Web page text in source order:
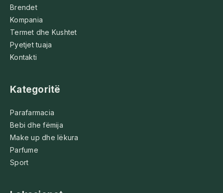
Brendet
Kompania
Termet dhe Kushtet
Pyetjet tuaja
Kontakti
Kategoritë
Parafarmacia
Bebi dhe fëmija
Make up dhe lëkura
Parfume
Sport